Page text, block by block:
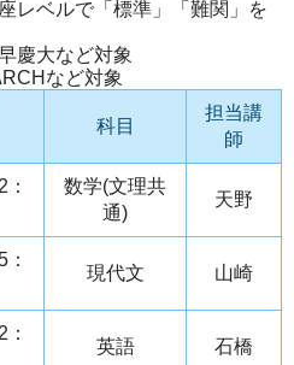
ベルで「標準」「難関」を
慶大など対象
など対象
科目
担当講
師
数学(文理共
通)
天野
現代文 山崎
英語 石橋